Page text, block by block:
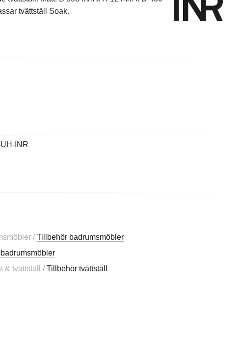
tvättställ Soak.
INR
/Tillbehör badrumsmöbler
& tvättställ /Tillbehör tvättställ